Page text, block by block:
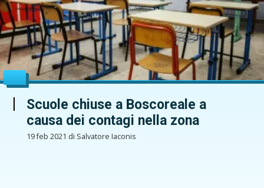
Scuole chiuse a Boscoreale a
causa dei contagi nella zona
19 feb 2021 di Salvatore Iaconis